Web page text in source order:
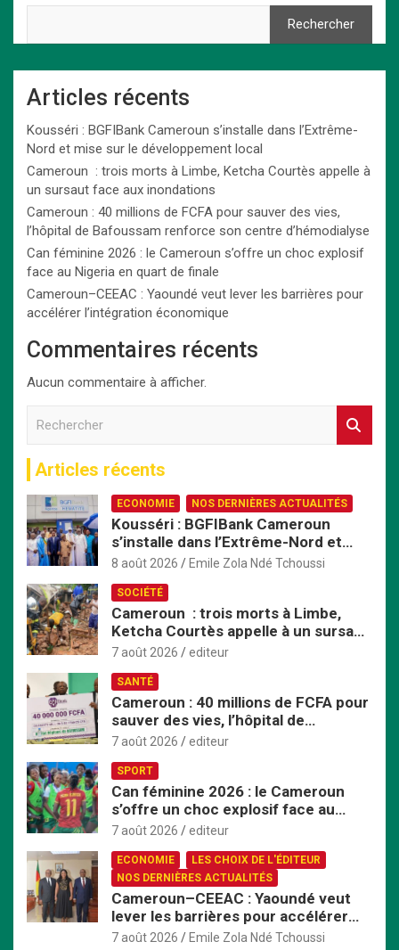
Rechercher
Articles récents
Kousséri : BGFIBank Cameroun s’installe dans l’Extrême-
Nord et mise sur le développement local
Cameroun : trois morts à Limbe, Ketcha Courtès appelle à
un sursaut face aux inondations
Cameroun : 40 millions de FCFA pour sauver des vies,
l’hôpital de Bafoussam renforce son centre d’hémodialyse
Can féminine 2026 : le Cameroun s’offre un choc explosif
face au Nigeria en quart de finale
Cameroun–CEEAC : Yaoundé veut lever les barrières pour
accélérer l’intégration économique
Commentaires récents
Aucun commentaire à afficher.
r
c
h
e
r
Articles récents
ECONOMIE NOS DERNIÈRES ACTUALITÉS
Kousséri : BGFIBank Cameroun
s’installe dans l’Extrême-Nord et
mise sur le développement local
8 août 2026 Emile Zola Ndé Tchoussi
SOCIÉTÉ
Cameroun : trois morts à Limbe,
Ketcha Courtès appelle à un sursaut
face aux inondations
7 août 2026 editeur
SANTÉ
Cameroun : 40 millions de FCFA pour
sauver des vies, l’hôpital de
Bafoussam renforce son centre
7 août 2026 editeur
SPORT
Can féminine 2026 : le Cameroun
s’offre un choc explosif face au
Nigeria en quart de finale
7 août 2026 editeur
ECONOMIE
LES CHOIX DE L'ÉDITEUR
NOS DERNIÈRES ACTUALITÉS
Cameroun–CEEAC : Yaoundé veut
lever les barrières pour accélérer
l’intégration économique
7 août 2026 Emile Zola Ndé Tchoussi